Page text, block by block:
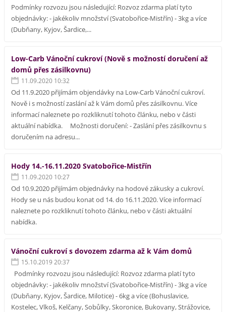
Podmínky rozvozu jsou následující: Rozvoz zdarma platí tyto
objednávky: - jakékoliv množství (Svatobořice-Mistřín) - 3kg a více
(Dubňany, Kyjov, Šardice,...
Low-Carb Vánoční cukroví (Nově s možností doručení až
domů přes zásilkovnu)
11.09.2020 10:32
Od 11.9.2020 přijímám objendávky na Low-Carb Vánoční cukroví.
Nově i s možností zaslání až k Vám domů přes zásilkovnu. Více
informací naleznete po rozkliknutí tohoto článku, nebo v části
aktuální nabídka. Možnosti doručení: - Zaslání přes zásilkovnu s
doručením na adresu...
Hody 14.-16.11.2020 Svatobořice-Mistřín
11.09.2020 10:27
Od 10.9.2020 přijímám objednávky na hodové zákusky a cukroví.
Hody se u nás budou konat od 14. do 16.11.2020. Více informací
naleznete po rozkliknutí tohoto článku, nebo v části aktuální
nabídka.
Vánoční cukroví s dovozem zdarma až k Vám domů
15.10.2019 20:37
Podmínky rozvozu jsou následující: Rozvoz zdarma platí tyto
objednávky: - jakékoliv množství (Svatobořice-Mistřín) - 3kg a více
(Dubňany, Kyjov, Šardice, Milotice) - 6kg a více (Bohuslavice,
Kostelec, Vlkoš, Kelčany, Sobůlky, Skoronice, Bukovany, Strážovice,